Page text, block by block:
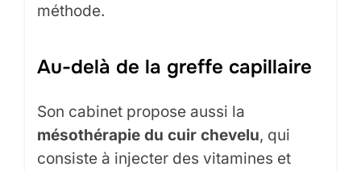
méthode.
Au-delà de la greffe capillaire
Son cabinet propose aussi la
mésothérapie du cuir chevelu, qui
consiste à injecter des vitamines et